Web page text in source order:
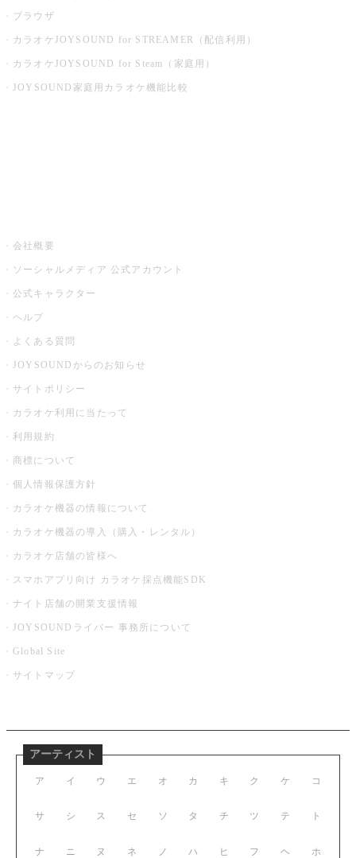
ブラウザ
カラオケJOYSOUND for STREAMER（配信利用）
カラオケJOYSOUND for Steam（家庭用）
JOYSOUND家庭用カラオケ機能比較
会社概要
ソーシャルメディア 公式アカウント
公式キャラクター
ヘルプ
よくある質問
JOYSOUNDからのお知らせ
サイトポリシー
カラオケ利用に当たって
利用規約
商標について
個人情報保護方針
カラオケ機器の情報について
カラオケ機器の導入（購入・レンタル）
カラオケ店舗の皆様へ
スマホアプリ向け カラオケ採点機能SDK
ナイト店舗の開業支援情報
JOYSOUNDライバー 事務所について
Global Site
サイトマップ
アーティスト
ア イ ウ エ オ
サ シ ス セ ソ
ナ ニ ヌ ネ ノ
カ キ ク ケ コ
タ チ ツ テ ト
ハ ヒ フ ヘ ホ